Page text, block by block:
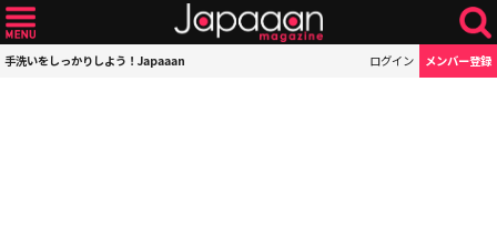
手洗いをしっかりしよう！Japaaan ログイン メンバー登録